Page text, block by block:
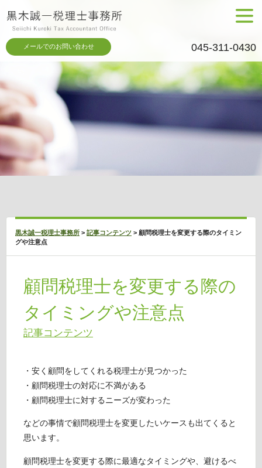
メールでのお問い合わせ 045-311-0430
黒木誠一税理士事務所 > 記事コンテンツ > 顧問税理士を変更する際のタイミン
グや注意点
顧問税理士を変更する際の
タイミングや注意点
記事コンテンツ
・安く顧問をしてくれる税理士が見つかった
・顧問税理士の対応に不満がある
・顧問税理士に対するニーズが変わった
などの事情で顧問税理士を変更したいケースも出てくると
思います。
顧問税理士を変更する際に最適なタイミングや、避けるべ